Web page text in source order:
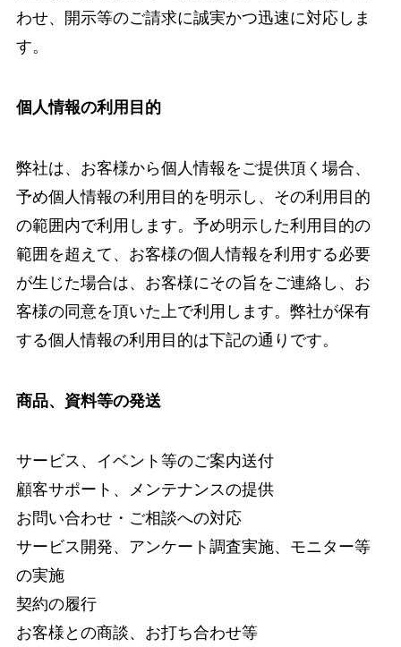
わせ、開示等のご請求に誠実かつ迅速に対応しま
す。
個人情報の利用目的
弊社は、お客様から個人情報をご提供頂く場合、
予め個人情報の利用目的を明示し、その利用目的
の範囲内で利用します。予め明示した利用目的の
範囲を超えて、お客様の個人情報を利用する必要
が生じた場合は、お客様にその旨をご連絡し、お
客様の同意を頂いた上で利用します。弊社が保有
する個人情報の利用目的は下記の通りです。
商品、資料等の発送
サービス、イベント等のご案内送付
顧客サポート、メンテナンスの提供
お問い合わせ・ご相談への対応
サービス開発、アンケート調査実施、モニター等
の実施
契約の履行
お客様との商談、お打ち合わせ等